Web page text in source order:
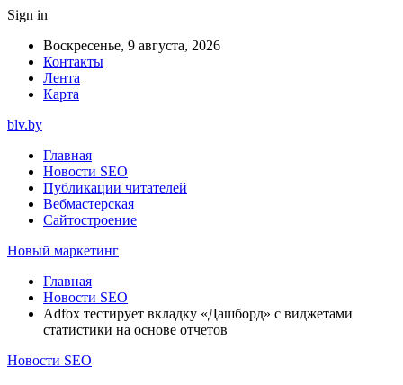
Sign in
Воскресенье, 9 августа, 2026
Контакты
Лента
Карта
blv.by
Главная
Новости SEO
Публикации читателей
Вебмастерская
Сайтостроение
Новый маркетинг
Главная
Новости SEO
Adfox тестирует вкладку «Дашборд» с виджетами
статистики на основе отчетов
Новости SEO